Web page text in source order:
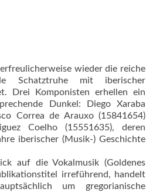
wieder die reiche
Schatztruhe mit iberischer
Drei Komponisten erhellen ein
Dunkel: Diego Xaraba
Cor­rea de Arauxo (15841654)
Coelho (15551635), de­ren
iberischer (Musik-) Geschichte
auf die Vokalmusik (Goldenes
irreführend, handelt
um gregorianische